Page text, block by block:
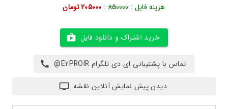
هزینه فایل :850000
: 205000 تومان
خرید اشتراک و دانلود فایل
تماس با پشتیبانی ای دی تلگرام E2PROIR@
دیدن پیش نمایش آنلاین نقشه